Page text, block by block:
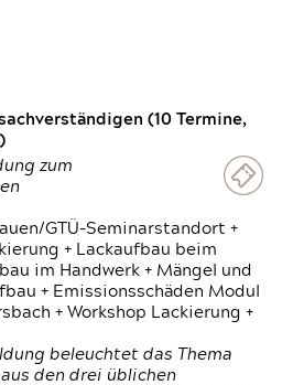
(10 Termine,
zum
GTÜ-Seminarstandort +
+ Lackaufbau beim
im Handwerk + Mängel und
+ Emissionsschäden Modul
+ Workshop Lackierung +
beleuchtet das Thema
den drei üblichen